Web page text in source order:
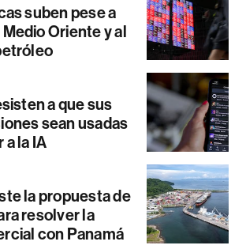
suben pese a
Oriente y al
a que sus
sean usadas
a la IA
la propuesta de
resolver la
con Panamá